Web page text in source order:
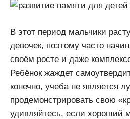
В этот период мальчики
девочек, поэтому часто
своём росте и даже
Ребёнок жаждет
конечно, учеба не является
продемонстрировать свою
удивляйтесь, если хороший